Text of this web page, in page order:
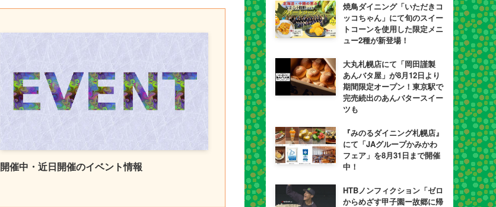
開催中・近日開催のイベント情報
焼鳥ダイニング「いただきコ
ッコちゃん」にて旬のスイー
トコーンを使用した限定メニ
ュー2種が新登場！
大丸札幌店にて「岡田謹製
あんバタ屋」が8月12日より
期間限定オープン！東京駅で
完売続出のあんバタースイー
ツも
『みのるダイニング札幌店』
にて「JAグループかみかわ
フェア」を8月31日まで開催
中！
HTBノンフィクション「ゼロ
からめざす甲子園ー故郷に帰